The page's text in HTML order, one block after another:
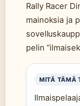
Rally Racer
mainoksia ja
pelin
MITÄ TÄMÄ